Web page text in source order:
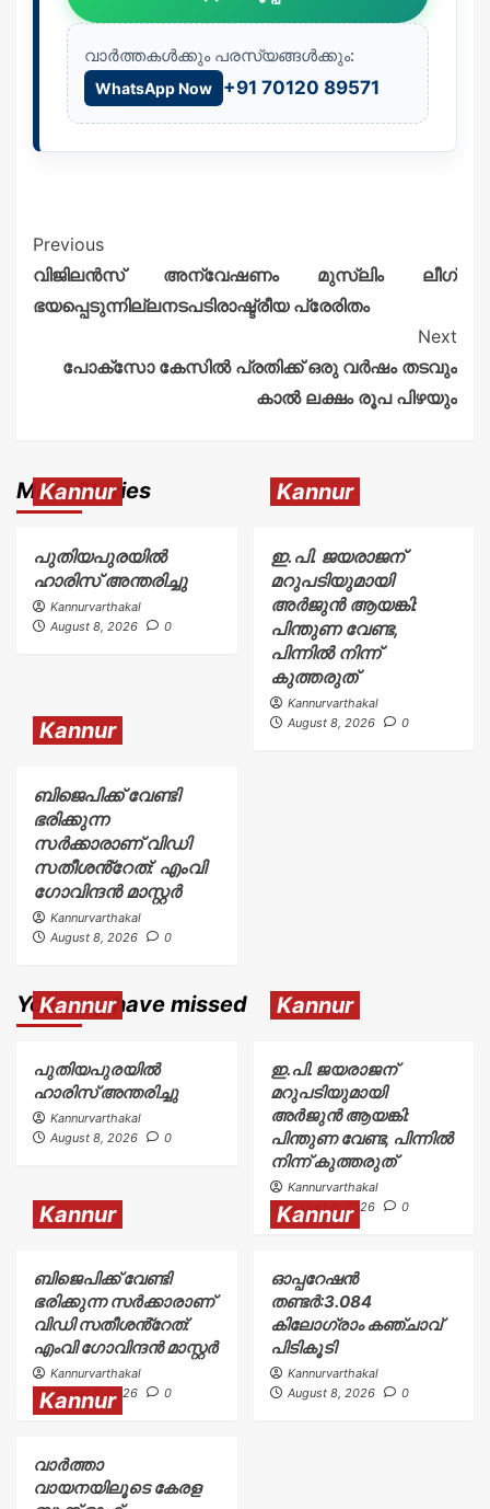
വാർത്തകൾക്കും പരസ്യങ്ങൾക്കും:
WhatsApp Now +91 70120 89571
Previous
വിജിലൻസ് അന്വേഷണം മുസ്ലിം ലീഗ്
ഭയപ്പെടുന്നില്ലനടപടിരാഷ്ട്രീയ പ്രേരിതം
Next
പോക്സോ കേസിൽ പ്രതിക്ക് ഒരു വർഷം തടവും
കാൽ ലക്ഷം രൂപ പിഴയും
More Stories
Kannur
പുതിയപുരയിൽ
ഹാരിസ് അന്തരിച്ചു
Kannurvarthakal
August 8, 2026
0
Kannur
ഇ.പി. ജയരാജന്
മറുപടിയുമായി
അർജുൻ ആയങ്കി:
പിന്തുണ വേണ്ട,
പിന്നിൽ നിന്ന്
കുത്തരുത്
Kannurvarthakal
August 8, 2026
0
Kannur
ബിജെപിക്ക് വേണ്ടി
ഭരിക്കുന്ന
സർക്കാരാണ് വിഡി
സതീശൻ്റേത്: എംവി
ഗോവിന്ദൻ മാസ്റ്റർ
Kannurvarthakal
August 8, 2026
0
You may have missed
Kannur
പുതിയപുരയിൽ
ഹാരിസ് അന്തരിച്ചു
Kannurvarthakal
August 8, 2026
0
Kannur
ഇ.പി. ജയരാജന്
മറുപടിയുമായി
അർജുൻ ആയങ്കി:
പിന്തുണ വേണ്ട, പിന്നിൽ
നിന്ന് കുത്തരുത്
Kannurvarthakal
August 8, 2026
0
Kannur
ബിജെപിക്ക് വേണ്ടി
ഭരിക്കുന്ന സർക്കാരാണ്
വിഡി സതീശൻ്റേത്:
എംവി ഗോവിന്ദൻ മാസ്റ്റർ
Kannurvarthakal
August 8, 2026
0
Kannur
ഓപ്പറേഷൻ
തണ്ടർ:3.084
കിലോഗ്രാം കഞ്ചാവ്
പിടികൂടി
Kannurvarthakal
August 8, 2026
0
Kannur
വാർത്താ
വായനയിലൂടെ കേരള